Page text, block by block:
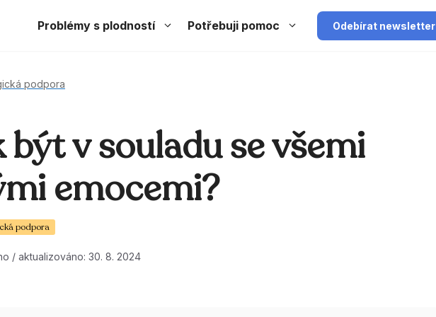
Problémy s plodností Potřebuji pomoc Odebírat newsletter
podpora
být v souladu se všemi
emocemi?
podpora
/ aktualizováno: 30. 8. 2024